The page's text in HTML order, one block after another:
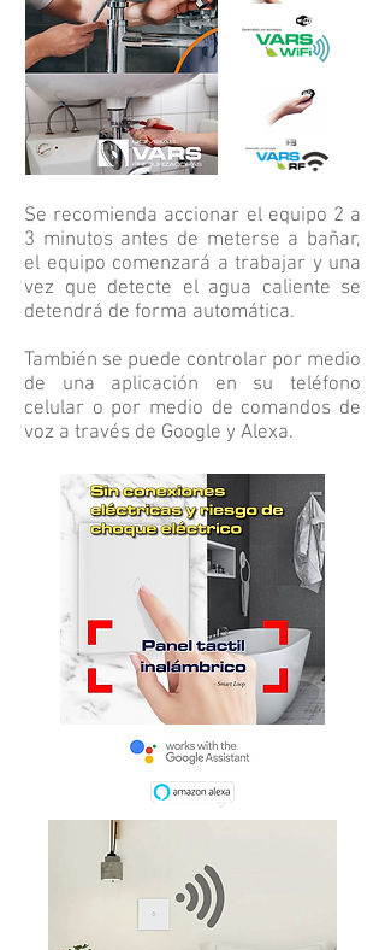
Se recomienda accionar el equipo 2 a
3 minutos antes de meterse a bañar,
el equipo comenzará a trabajar y una
vez que detecte el agua caliente se
detendrá de forma automática.
También se puede controlar por medio
de una aplicación en su teléfono
celular o por medio de comandos de
voz a través de Google y Alexa.